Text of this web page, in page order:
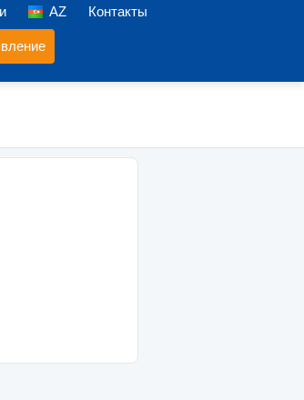
AZ Контакты